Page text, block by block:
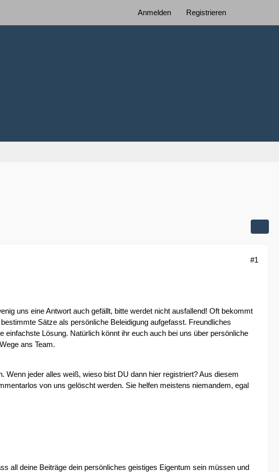
Anmelden Registrieren
#1
uns eine Antwort auch gefällt, bitte werdet nicht ausfallend! Oft bekommt
Sätze als persönliche Beleidigung aufgefasst. Freundliches
Lösung. Natürlich könnt ihr euch auch bei uns über persönliche
ans Team.
jeder alles weiß, wieso bist DU dann hier registriert? Aus diesem
von uns gelöscht werden. Sie helfen meistens niemandem, egal
all deine Beiträge dein persönliches geistiges Eigentum sein müssen und